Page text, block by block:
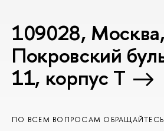
109028, Москва,
Покровский
11, корпус T
ПО ВСЕМ ВОПРОСАМ